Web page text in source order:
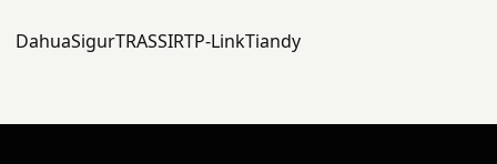
DahuaSigurTRASSIRTP-LinkTiandy